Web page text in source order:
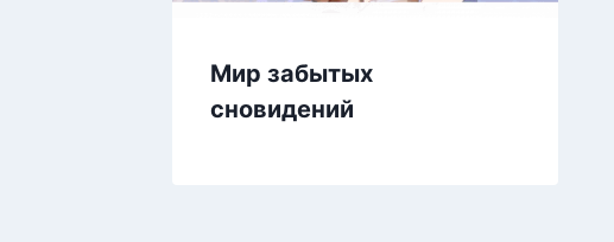
Мир забытых
сновидений